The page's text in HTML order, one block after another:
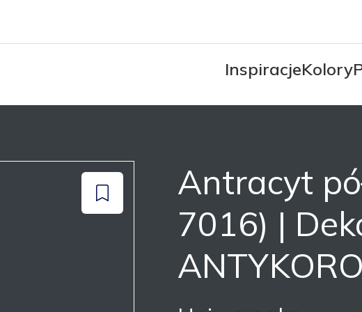
InspiracjeKolory
Antracyt
7016) |
Dodaj